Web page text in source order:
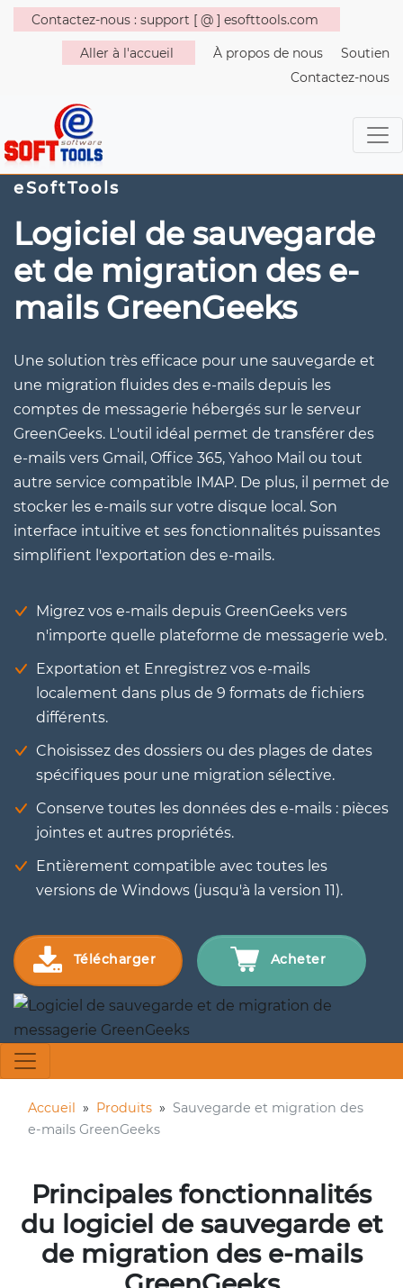
Contactez-nous : support [ @ ] esofttools.com
Aller à l'accueil À propos de nous
Soutien
Contactez-nous
eSoftTools
Logiciel de sauvegarde
et de migration des e-
mails GreenGeeks
Une solution très efficace pour une sauvegarde et
une migration fluides des e-mails depuis les
comptes de messagerie hébergés sur le serveur
GreenGeeks. L'outil idéal permet de transférer des
e-mails vers Gmail, Office 365, Yahoo Mail ou tout
autre service compatible IMAP. De plus, il permet de
stocker les e-mails sur votre disque local. Son
interface intuitive et ses fonctionnalités puissantes
simplifient l'exportation des e-mails.
Migrez vos e-mails depuis GreenGeeks vers
n'importe quelle plateforme de messagerie web.
Exportation et Enregistrez vos e-mails
localement dans plus de 9 formats de fichiers
différents.
Choisissez des dossiers ou des plages de dates
spécifiques pour une migration sélective.
Conserve toutes les données des e-mails : pièces
jointes et autres propriétés.
Entièrement compatible avec toutes les
versions de Windows (jusqu'à la version 11).
Télécharger Acheter
Accueil » Produits » Sauvegarde et migration des
e-mails GreenGeeks
Principales fonctionnalités
du logiciel de sauvegarde et
de migration des e-mails